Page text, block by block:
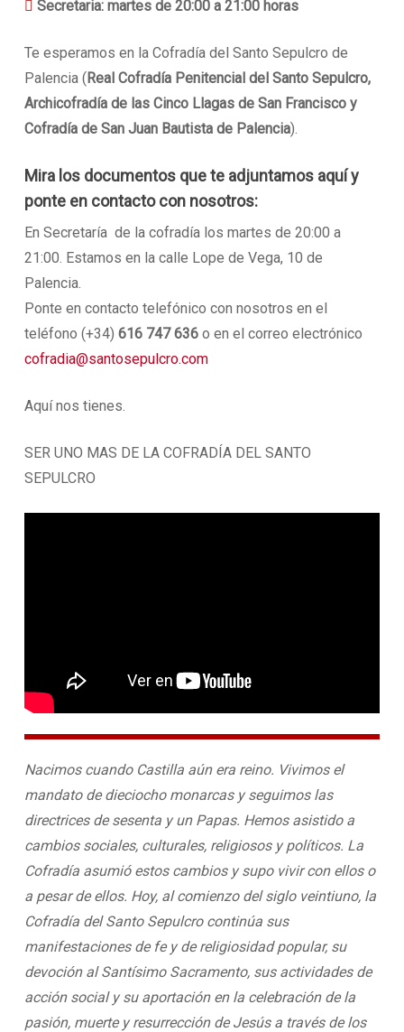
 Secretaria: martes de 20:00 a 21:00 horas
Te esperamos en la Cofradía del Santo Sepulcro de
Palencia (Real Cofradía Penitencial del Santo Sepulcro,
Archicofradía de las Cinco Llagas de San Francisco y
Cofradía de San Juan Bautista de Palencia).
Mira los documentos que te adjuntamos aquí y
ponte en contacto con nosotros:
En Secretaría de la cofradía los martes de 20:00 a
21:00. Estamos en la calle Lope de Vega, 10 de
Palencia.
Ponte en contacto telefónico con nosotros en el
teléfono (+34) 616 747 636 o en el correo electrónico
cofradia@santosepulcro.com
Aquí nos tienes.
SER UNO MAS DE LA COFRADÍA DEL SANTO
SEPULCRO
Nacimos cuando Castilla aún era reino. Vivimos el
mandato de dieciocho monarcas y seguimos las
directrices de sesenta y un Papas. Hemos asistido a
cambios sociales, culturales, religiosos y políticos. La
Cofradía asumió estos cambios y supo vivir con ellos o
a pesar de ellos. Hoy, al comienzo del siglo veintiuno, la
Cofradía del Santo Sepulcro continúa sus
manifestaciones de fe y de religiosidad popular, su
devoción al Santísimo Sacramento, sus actividades de
acción social y su aportación en la celebración de la
pasión, muerte y resurrección de Jesús a través de los